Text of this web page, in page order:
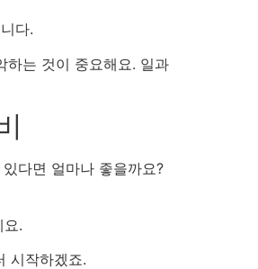
다.
하는 것이 중요해요. 일과
다면 얼마나 좋을까요?
.
시작하겠죠.